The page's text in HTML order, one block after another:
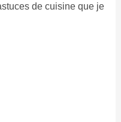
de cuisine que je